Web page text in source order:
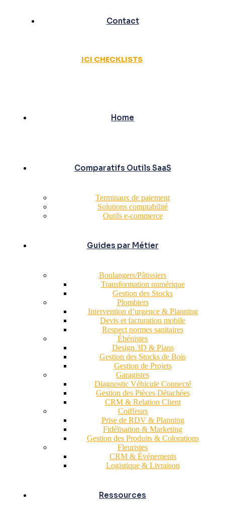
Contact
ICI CHECKLISTS
Home
Comparatifs Outils SaaS
Terminaux de paiement
Solutions comptabilité
Outils e-commerce
Guides par Métier
Boulangers/Pâtissiers
Transformation numérique
Gestion des Stocks
Plombiers
Intervention d’urgence & Planning
Devis et facturation mobile
Respect normes sanitaires
Ébénistes
Design 3D & Plans
Gestion des Stocks de Bois
Gestion de Projets
Garagistes
Diagnostic Véhicule Connecté
Gestion des Pièces Détachées
CRM & Relation Client
Coiffeurs
Prise de RDV & Planning
Fidélisation & Marketing
Gestion des Produits & Colorations
Fleuristes
CRM & Événements
Logistique & Livraison
Ressources